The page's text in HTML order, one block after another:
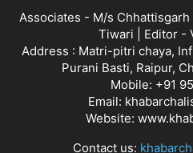
Associates - M/s
Tiwari | Editor -
Address : Matri-pitri chaya,
Purani Basti, Raipur,
Mobile: +91
Email:
Website:
Contact us: